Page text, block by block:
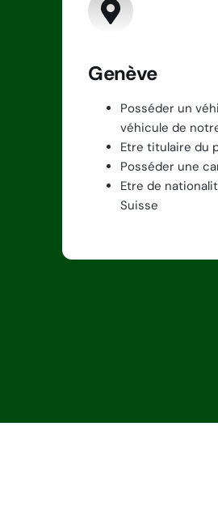
Genève
Posséder un
véhicule de
Etre titulaire du
Posséder une
Etre de
Suisse